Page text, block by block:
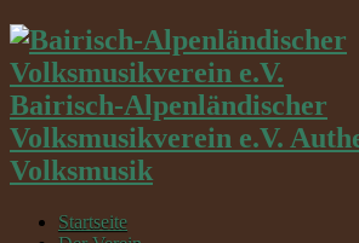
Bairisch-Alpenländischer
Volksmusikverein e.V.
Volksmusik
Startseite